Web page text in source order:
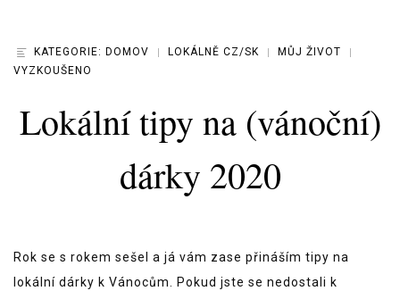
KATEGORIE: DOMOV LOKÁLNĚ CZ/SK
MŮJ ŽIVOT
VYZKOUŠENO
Lokální tipy na (vánoční)
dárky 2020
Rok se s rokem sešel a já vám zase přináším tipy na
lokální dárky k Vánocům. Pokud jste se nedostali k